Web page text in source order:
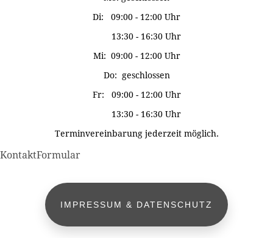
Di: 09:00 - 12:00 Uhr
13:30 - 16:30 Uhr
Mi: 09:00 - 12:00 Uhr
Do: geschlossen
Fr: 09:00 - 12:00 Uhr
13:30 - 16:30 Uhr
Terminvereinbarung jederzeit möglich.
KontaktFormular
IMPRESSUM & DATENSCHUTZ